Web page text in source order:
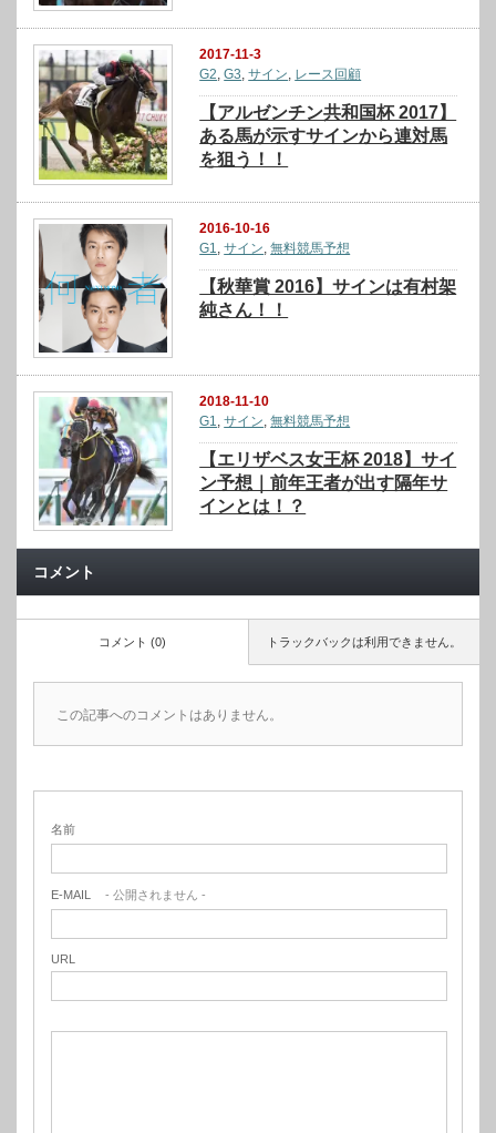
2017-11-3
G2,G3,サイン, レース回顧
【アルゼンチン共和国杯 2017】
ある馬が示すサインから連対馬
を狙う！！
2016-10-16
G1
,サイン ,無料競馬予想
【秋華賞 2016】サインは有村架
純さん！！
2018-11-10
G1,サイン,無料競馬予想
【エリザベス女王杯 2018】サイ
ン予想｜前年王者が出す隔年サ
インとは！？
コメント
トラックバックは利用できません。
コメント (0)
この記事へのコメントはありません。
名前
E-MAIL - 公開されません -
URL